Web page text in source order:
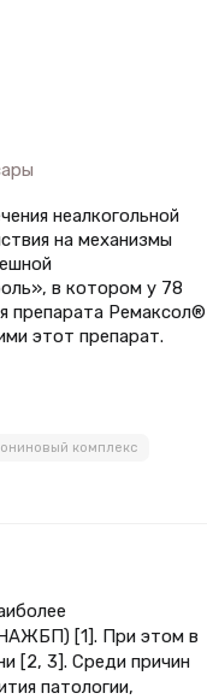
неалкогольной
на механизмы
в котором у 78
препарата Ремаксол®
этот препарат.
комплекс
(НАЖБП) [1]. При этом в
[2, 3]. Среди причин
патологии,